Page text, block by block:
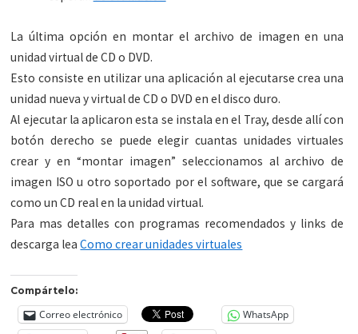
La última opción en montar el archivo de imagen en una
unidad virtual de CD o DVD.
Esto consiste en utilizar una aplicación al ejecutarse crea una
unidad nueva y virtual de CD o DVD en el disco duro.
Al ejecutar la aplicaron esta se instala en el Tray, desde allí con
botón derecho se puede elegir cuantas unidades virtuales
crear y en “montar imagen” seleccionamos al archivo de
imagen ISO u otro soportado por el software, que se cargará
como un CD real en la unidad virtual.
Para mas detalles con programas recomendados y links de
descarga leaComo crear unidades virtuales
Compártelo:
Correo electrónico
WhatsApp